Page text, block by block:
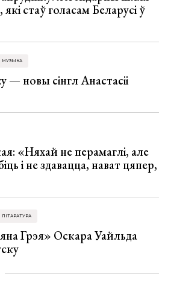
стаў голасам Беларусі ў
МУЗЫКА
— новы сінгл Анастасіі
«Няхай не перамаглі, але
і не здавацца, нават цяпер,
ЛІТАРАТУРА
Грэя» Оскара Уайльда